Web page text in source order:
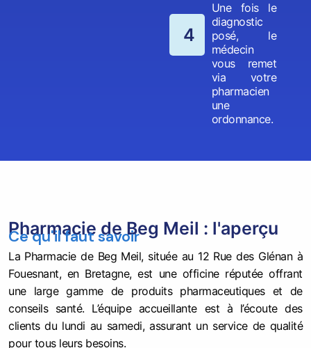
4
Une fois le
diagnostic
posé, le
médecin
vous remet
via votre
pharmacien
une
ordonnance.
Pharmacie de Beg Meil : l'aperçu
Ce qu'il faut savoir
La Pharmacie de Beg Meil, située au 12 Rue des Glénan à
Fouesnant, en Bretagne, est une officine réputée offrant
une large gamme de produits pharmaceutiques et de
conseils santé. L’équipe accueillante est à l’écoute des
clients du lundi au samedi, assurant un service de qualité
pour tous leurs besoins.